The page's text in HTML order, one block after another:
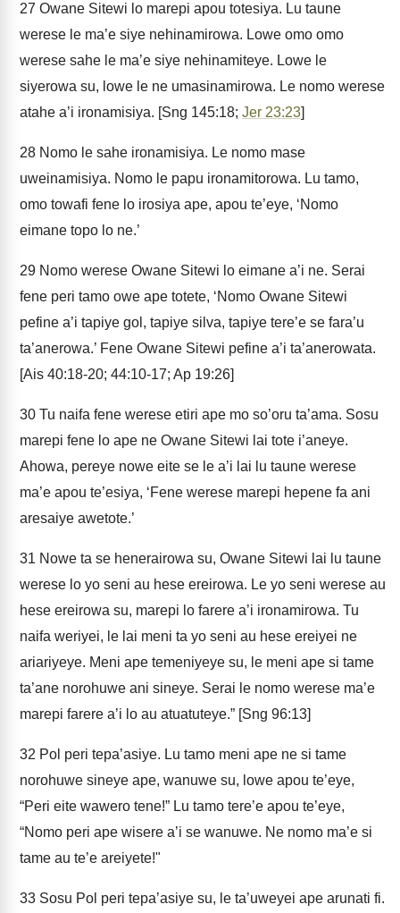
27 Owane Sitewi lo marepi apou totesiya. Lu taune
werese le ma’e siye nehinamirowa. Lowe omo omo
werese sahe le ma’e siye nehinamiteye. Lowe le
siyerowa su, lowe le ne umasinamirowa. Le nomo werese
atahe a’i ironamisiya. [Sng 145:18; Jer 23:23]
28 Nomo le sahe ironamisiya. Le nomo mase
uweinamisiya. Nomo le papu ironamitorowa. Lu tamo,
omo towafi fene lo irosiya ape, apou te’eye, ‘Nomo
eimane topo lo ne.’
29 Nomo werese Owane Sitewi lo eimane a’i ne. Serai
fene peri tamo owe ape totete, ‘Nomo Owane Sitewi
pefine a’i tapiye gol, tapiye silva, tapiye tere’e se fara’u
ta’anerowa.’ Fene Owane Sitewi pefine a’i ta’anerowata.
[Ais 40:18-20; 44:10-17; Ap 19:26]
30 Tu naifa fene werese etiri ape mo so’oru ta’ama. Sosu
marepi fene lo ape ne Owane Sitewi lai tote i’aneye.
Ahowa, pereye nowe eite se le a’i lai lu taune werese
ma’e apou te’esiya, ‘Fene werese marepi hepene fa ani
aresaiye awetote.’
31 Nowe ta se henerairowa su, Owane Sitewi lai lu taune
werese lo yo seni au hese ereirowa. Le yo seni werese au
hese ereirowa su, marepi lo farere a’i ironamirowa. Tu
naifa weriyei, le lai meni ta yo seni au hese ereiyei ne
ariariyeye. Meni ape temeniyeye su, le meni ape si tame
ta’ane norohuwe ani sineye. Serai le nomo werese ma’e
marepi farere a’i lo au atuatuteye.” [Sng 96:13]
32 Pol peri tepa’asiye. Lu tamo meni ape ne si tame
norohuwe sineye ape, wanuwe su, lowe apou te’eye,
“Peri eite wawero tene!” Lu tamo tere’e apou te’eye,
“Nomo peri ape wisere a’i se wanuwe. Ne nomo ma’e si
tame au te’e areiyete!"
33 Sosu Pol peri tepa’asiye su, le ta’uweyei ape arunati fi.